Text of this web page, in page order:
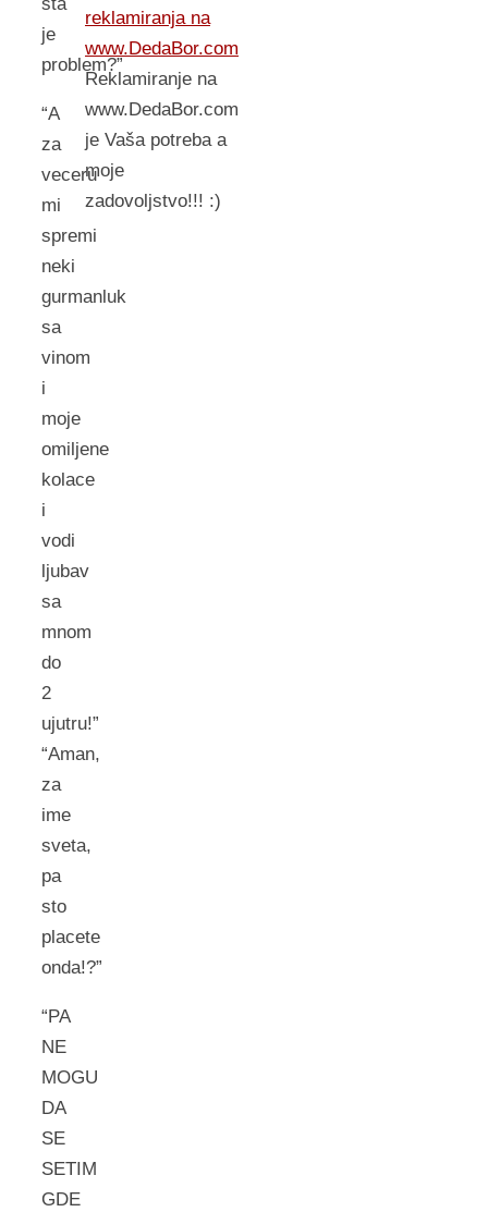
je
problem?”
“A
za
veceru
mi
spremi
neki
gurmanluk
sa
vinom
i
moje
omiljene
kolace
i
vodi
ljubav
sa
mnom
do
2
ujutru!”
“Aman,
za
ime
sveta,
pa
sto
placete
onda!?”
“PA
NE
MOGU
DA
SE
SETIM
GDE
reklamiranja na
www.DedaBor.com
Reklamiranje na
www.DedaBor.com
je Vaša potreba a
moje
zadovoljstvo!!! :)